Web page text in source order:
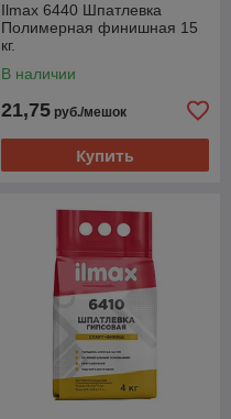
Ilmax 6440 Шпатлевка
Полимерная финишная 15
кг.
В наличии
21,75 руб./мешок
Купить